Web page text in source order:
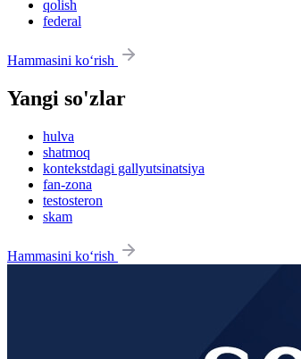
qolish
federal
Hammasini ko‘rish
Yangi so'zlar
hulva
shatmoq
kontekstdagi gallyutsinatsiya
fan-zona
testosteron
skam
Hammasini ko‘rish